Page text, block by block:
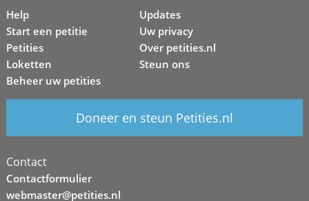
Help
Start een petitie
Petities
Loketten
Beheer uw petities
Updates
Uw privacy
Over petities.nl
Steun ons
Doneer en steun Petities.nl
Contact
Contactformulier
webmaster@petities.nl